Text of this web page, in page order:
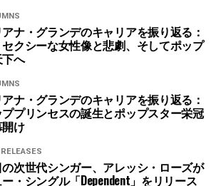
ナ・グランデのキャリアを振り返る：
クシーな女性像と悲劇、そしてポップ
へ
ナ・グランデのキャリアを振り返る：
プリンセスの誕生とポップスター栄冠
け
次世代シンガー、アレッシ・ローズが
・シングル「Dependent」をリリース